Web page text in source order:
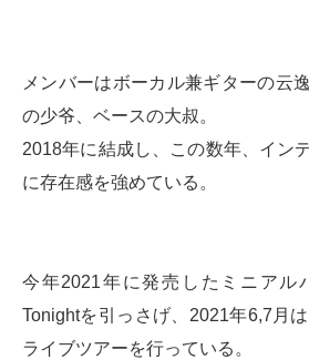
メンバーはボーカル兼ギターの云
の少爷、ベースの大叔。
2018年に結成し、この数年、イン
に存在感を強めている。
今年2021年に発売したミニアル
Tonightを引っさげ、2021年6,7月
ライブツアーを行っている。